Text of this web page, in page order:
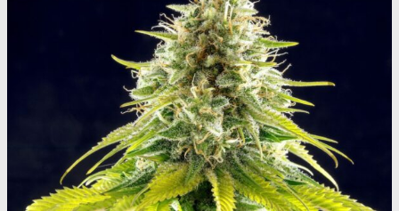
Royal Queen Seeds
Sensi Seeds
Serious Seeds
Sumo Seeds
Super Strains
Seedsman Co.